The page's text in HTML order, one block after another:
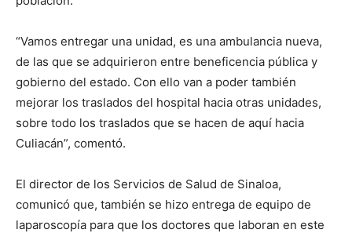
“Vamos entregar una unidad, es una ambulancia nueva,
de las que se adquirieron entre beneficencia pública y
gobierno del estado. Con ello van a poder también
mejorar los traslados del hospital hacia otras unidades,
sobre todo los traslados que se hacen de aquí hacia
Culiacán”, comentó.
El director de los Servicios de Salud de Sinaloa,
comunicó que, también se hizo entrega de equipo de
laparoscopía para que los doctores que laboran en este